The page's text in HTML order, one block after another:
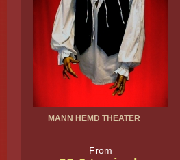
MANN HEMD THEATER
From